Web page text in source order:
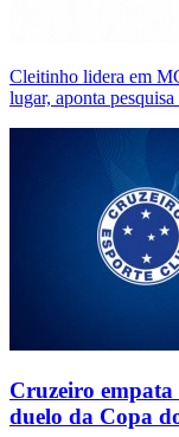
Cleitinho lidera em
lugar, aponta
Cruzeiro empata
duelo da Copa